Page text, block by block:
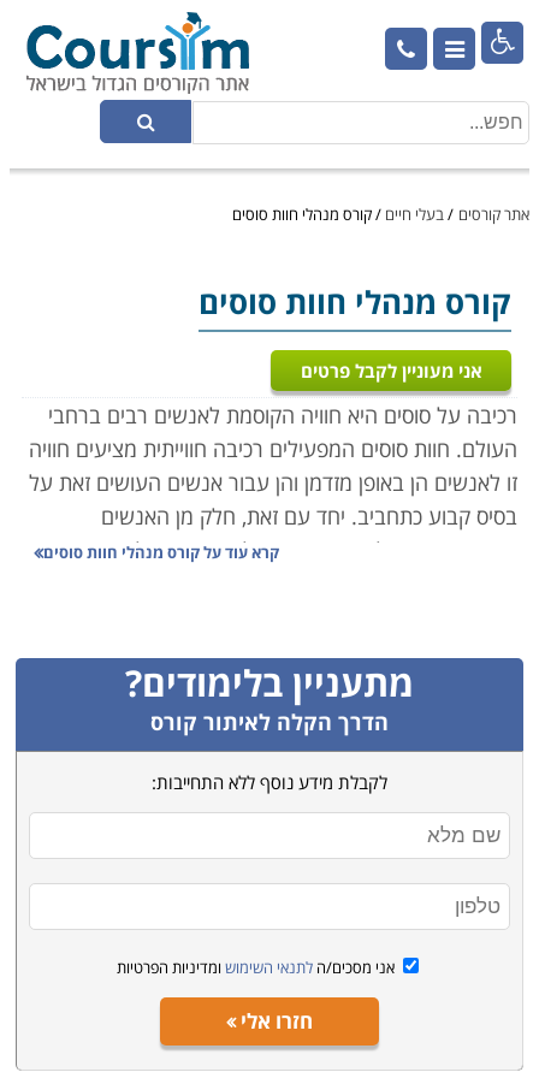

אתר קורסים /בעלי חיים /קורס מנהלי חוות סוסים
קורס מנהלי חוות סוסים
אני מעוניין לקבל פרטים
רכיבה על סוסים היא חוויה הקוסמת לאנשים רבים ברחבי
העולם. חוות סוסים המפעילים רכיבה חווייתית מציעים חוויה
זו לאנשים הן באופן מזדמן והן עבור אנשים העושים זאת על
בסיס קבוע כתחביב. יחד עם זאת, חלק מן האנשים
מתאהבים בפעילות זו ומבקשים להפוך אותה למקצוע
למספר כישורים בסיסיים כגון, אהבה לסוסים, יכולת תקשורת
בינאישית, סבלנות ויכולת הדרכה והראה. נוסף לכך, דרושה
יכולת תשומת לב לפרטים רבים על מנת לשמור על בטיחות
הרוכב ובריאותו, וכן על מנת ללמדו את כל הסודות שיאפשרו
להגיע לרמת הנאה מיטבית מפעילות זו. חשוב לציין כי יכולת
פיזית גם היא חשובה מאוד כאשר עובדים עם סוסים כיוון
שעבודה זו כוללת שעות ארוכות של טיפול בסוסים בכל עונות
השנה.
מה נלמד בקורס?
סוגי סוסים והתאמתם לתחום, אורח חייהם בטבע ובשבי, מה
הם אוכלים, כיצד הם מתקשרים ביניהם, ומה הפסיכולוגיה
קרא עוד עלקורס מנהלי חוות סוסים
מתעניין בלימודים?
הדרך הקלה לאיתור קורס
לקבלת מידע נוסף ללא התחייבות:
אני מסכים/ה לתנאי השימוש ומדיניות הפרטיות
חזרו אלי